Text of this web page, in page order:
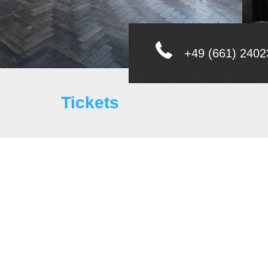
+49 (661)
Tickets